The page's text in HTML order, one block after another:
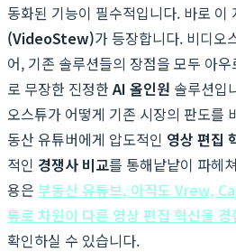
동화된 기능이 필수적입니다. 바로 이
(VideoStew)가 등장합니다. 비디오
어, 기존 솔루션들의 장점을 모두 아우
로 무장한 진정한AI 올인원 솔루션입
오스튜가 어떻게 기존 시장의 판도를
동산 유튜버에게 압도적인 영상 편집
적인 경쟁사 비교를 통해낱낱이 파헤
용은 부동산 유튜브, 아직도 Vrew,
튜로 차원이 다른 영상 편집 혁신을
확인하실 수 있습니다.